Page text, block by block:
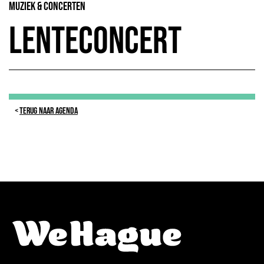
Muziek & Concerten
Lenteconcert
TERUG NAAR AGENDA